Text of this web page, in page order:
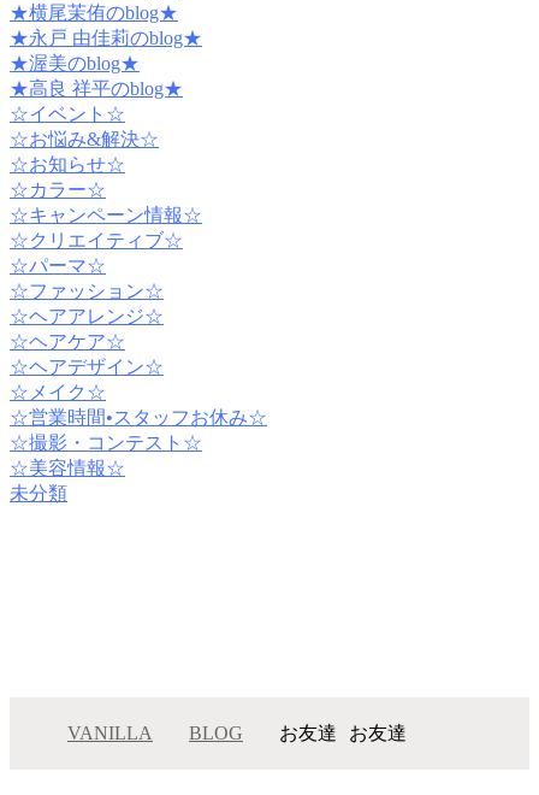
★横尾茉侑のblog★
★永戸 由佳莉のblog★
★渥美のblog★
★高良 祥平のblog★
☆イベント☆
☆お悩み&解決☆
☆お知らせ☆
☆カラー☆
☆キャンペーン情報☆
☆クリエイティブ☆
☆パーマ☆
☆ファッション☆
☆ヘアアレンジ☆
☆ヘアケア☆
☆ヘアデザイン☆
☆メイク☆
☆営業時間•スタッフお休み☆
☆撮影・コンテスト☆
☆美容情報☆
未分類
VANILLA BLOG お友達 お友達